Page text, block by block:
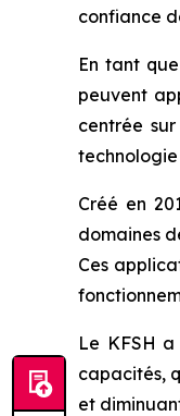
confiance
En tant
peuvent
centrée
technologie
Créé en
domaines
Ces
Le KFSH
capacités,
et